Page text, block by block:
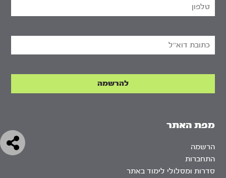
מפת האתר
הרשמה
התחברות
סדרות ומסלולי לימוד באתר